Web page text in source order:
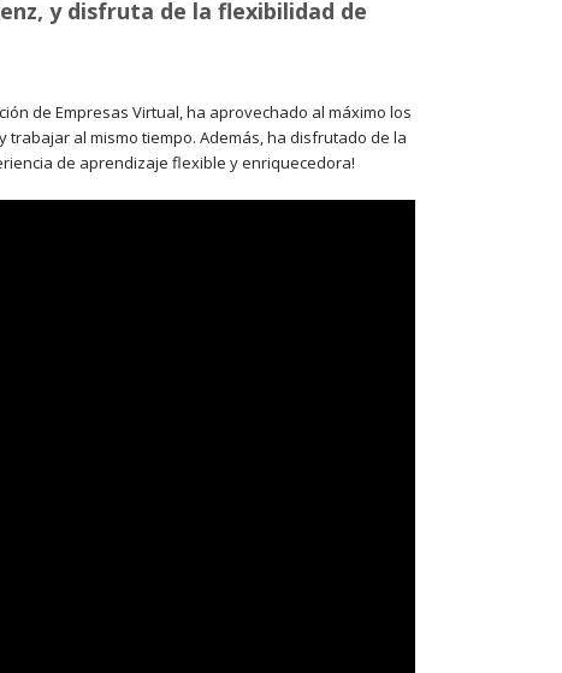
y disfruta de la flexibilidad de
de Empresas Virtual, ha aprovechado al máximo los
al mismo tiempo. Además, ha disfrutado de la
de aprendizaje flexible y enriquecedora!